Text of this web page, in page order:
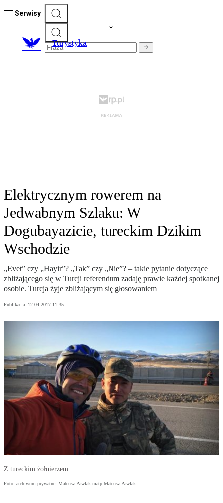
Serwisy
Turystyka
Elektrycznym rowerem na
Jedwabnym Szlaku: W
Dogubayazicie, tureckim Dzikim
Wschodzie
„Evet” czy „Hayir”? „Tak” czy „Nie”? – takie pytanie dotyczące
zbliżającego się w Turcji referendum zadaję prawie każdej spotkanej
osobie. Turcja żyje zbliżającym się głosowaniem
Publikacja: 12.04.2017 11:35
Z tureckim żołnierzem.
Foto: archiwum prywatne, Mateusz Pawlak matp Mateusz Pawlak